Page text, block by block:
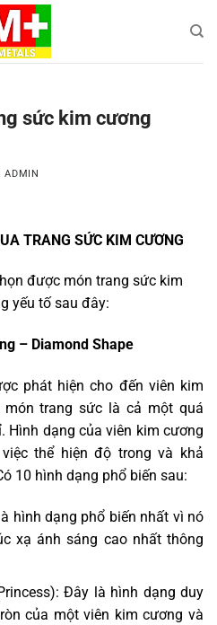
sức kim cương
ADMIN
TRANG SỨC KIM CƯƠNG
được món trang sức kim
yếu tố sau đây:
– Diamond Shape
phát hiện cho đến viên kim
trang sức là cả một quá
Hình dạng của viên kim cương
thể hiện độ trong và khả
10 hình dạng phổ biến sau:
hình dạng phổ biến nhất vì nó
xạ ánh sáng cao nhất thông
Đây là hình dạng duy
của một viên kim cương và